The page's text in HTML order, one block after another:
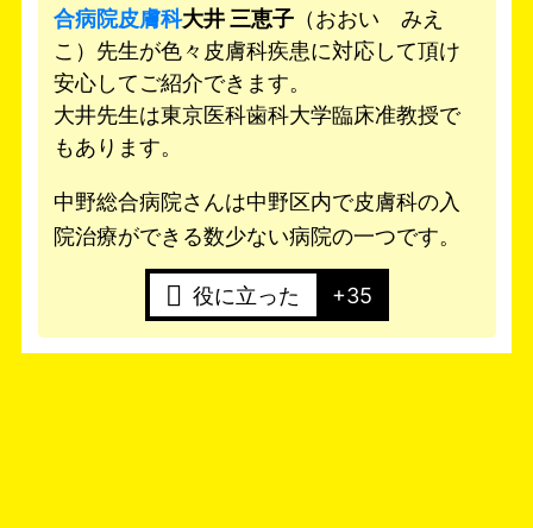
合病院皮膚科大井 三恵子 （おおい みえ
こ）先生が色々皮膚科疾患に対応して頂け
安心してご紹介できます。
大井先生は東京医科歯科大学臨床准教授で
もあります。
中野総合病院さんは中野区内で皮膚科の入
院治療ができる数少ない病院の一つです。
役に立った +35